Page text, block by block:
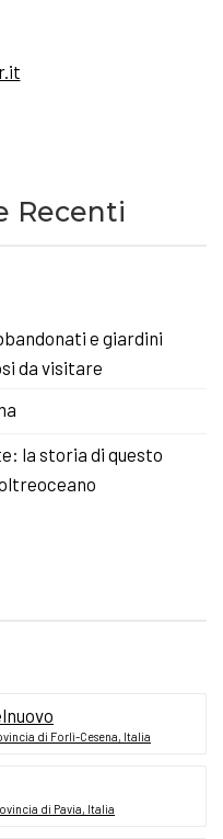
Recenti
e giardini
da visitare
la storia di questo
di Forlì-Cesena, Italia
di Pavia, Italia